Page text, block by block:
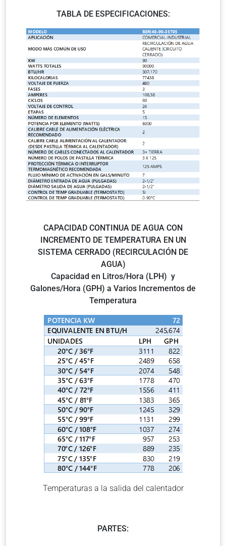
TABLA DE ESPECIFICACIONES:
CAPACIDAD CONTINUA DE AGUA CON
INCREMENTO DE TEMPERATURA EN UN
SISTEMA CERRADO (RECIRCULACIÓN DE
AGUA)
Capacidad en Litros/Hora (LPH) y
Galones/Hora (GPH) a Varios Incrementos de
Temperatura
Temperaturas a la salida del calentador
PARTES: